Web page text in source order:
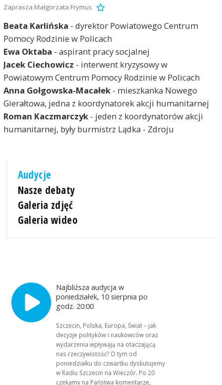
Zaprasza Małgorzata Frymus
Beata Karlińska - dyrektor Powiatowego Centrum
Pomocy Rodzinie w Policach
Ewa Oktaba - aspirant pracy socjalnej
Jacek Ciechowicz - interwent kryzysowy w
Powiatowym Centrum Pomocy Rodzinie w Policach
Anna Gołgowska-Macałek- mieszkanka Nowego
Gierałtowa, jedna z koordynatorek akcji humanitarnej
Roman Kaczmarczyk- jeden z koordynatorów akcji
humanitarnej, były burmistrz Lądka - Zdroju
Audycje
Nasze debaty
Galeria zdjęć
Galeria wideo
Najbliższa audycja w
poniedziałek, 10 sierpnia po
godz. 20:00
Szczecin, Polska, Europa, Świat – jak
decyzje polityków i naukowców oraz
wydarzenia wpływają na otaczającą
nas rzeczywistość? O tym od
poniedziałku do czwartku dyskutujemy
w Radiu Szczecin na Wieczór. Po 20
czekamy na Państwa komentarze,